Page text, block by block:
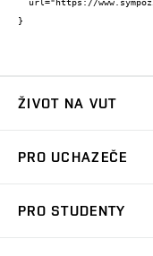
}
ŽIVOT NA VUT
Koleje
PRO UCHAZEČE
PRO STUDENTY